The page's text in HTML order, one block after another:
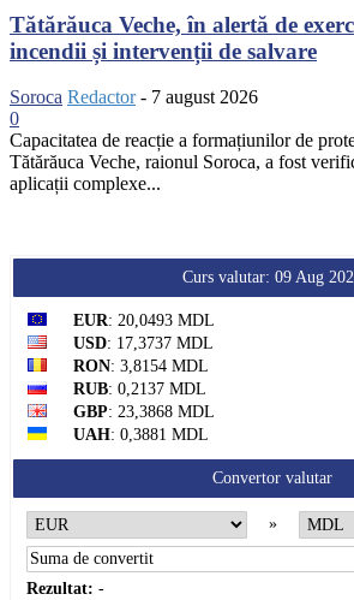
Tătărăuca Veche, în alertă de
incendii și intervenții de salvare
Soroca Redactor - 7 august 2026
0
Capacitatea de reacție a formațiunilor de
Tătărăuca Veche, raionul Soroca, a fost
aplicații complexe...
Curs valutar: 09 Aug
EUR: 20,0493 MDL
USD: 17,3737 MDL
RON: 3,8154 MDL
RUB: 0,2137 MDL
GBP: 23,3868 MDL
UAH: 0,3881 MDL
Convertor valutar
»
Rezultat: -